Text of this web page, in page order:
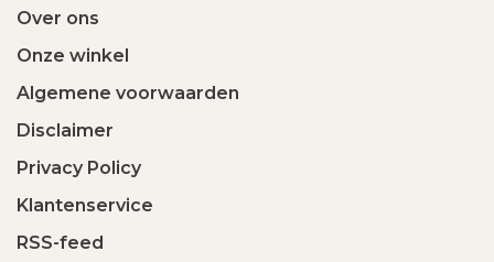
Over ons
Onze winkel
Algemene voorwaarden
Disclaimer
Privacy Policy
Klantenservice
RSS-feed